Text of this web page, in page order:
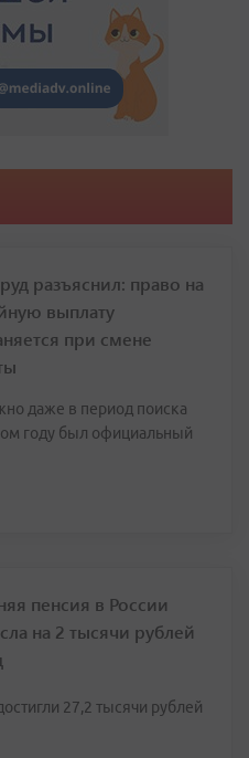
разъяснил: право на
выплату
при смене
даже в период поиска
году был официальный
пенсия в России
на 2 тысячи рублей
27,2 тысячи рублей